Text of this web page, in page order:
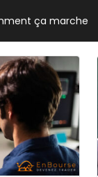
ça marche